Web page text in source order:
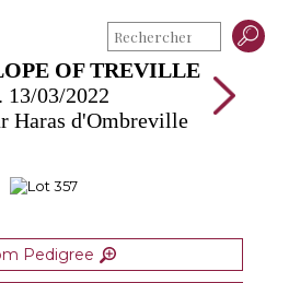
OF TREVILLE
13/03/2022
Haras d'Ombreville
Pedigree